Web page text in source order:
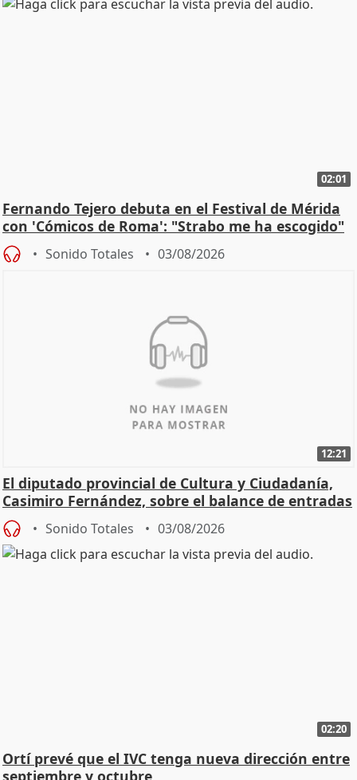
02:01
Fernando Tejero debuta en el Festival de Mérida
con 'Cómicos de Roma': "Strabo me ha escogido"
Sonido Totales 03/08/2026
12:21
El diputado provincial de Cultura y Ciudadanía,
Casimiro Fernández, sobre el balance de entradas
Sonido Totales 03/08/2026
02:20
Ortí prevé que el IVC tenga nueva dirección entre
septiembre y octubre